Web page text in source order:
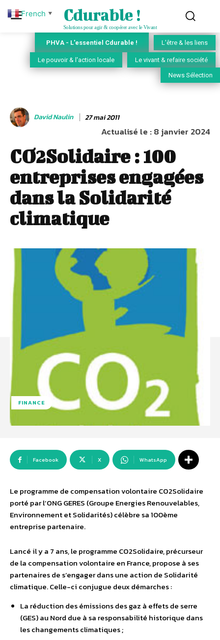
Cdurable !
Solutions pour agir & coopérer avec le Vivant
PHVA - L'essentiel Cdurable ! L'être & les liens
Le pouvoir & l'action locale Le vivant & refaire société
News Sélection
David Naulin 27 mai 2011
Actualisé le :8 janvier 2024
CO2Solidaire : 100
entreprises engagées
dans la Solidarité
climatique
FINANCE
Facebook X WhatsApp
Le programme de compensation volontaire CO2Solidaire
porté par l’ONG GERES (Groupe Energies Renouvelables,
Environnement et Solidarités) célèbre sa 100ème
entreprise partenaire.
Lancé il y a 7 ans, le programme CO2Solidaire, précurseur
de la compensation volontaire en France, propose à ses
partenaires de s’engager dans une action de Solidarité
climatique. Celle-ci conjugue deux démarches :
La réduction des émissions des gaz à effets de serre
(GES) au Nord due à sa responsabilité historique dans
les changements climatiques ;
French ▼